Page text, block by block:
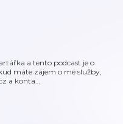
a tento podcast je o
máte zájem o mé služby,
a konta…